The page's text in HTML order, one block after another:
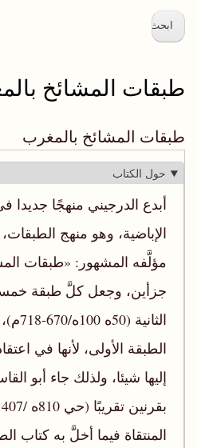
طبقات المشائخ
طبقات المشائخ بالمغرب
حول الكتاب
أبدع الدرجيني منهجًا جديدا
الإباضية، وهو منهج
مؤلَّفه المشهور: «طبقات
جزأين، وجعل كلَّ طبقة
الطبقة الأولى، لأنها في
إليها شيئا، ولذلك جاء أبو
المنتقاة فيما أخلَّ به كتاب